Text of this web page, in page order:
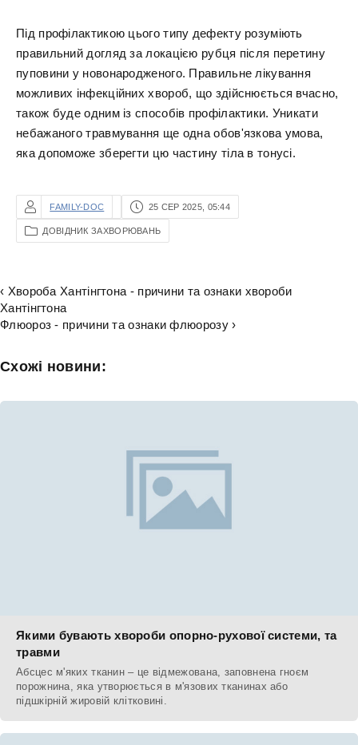
Під профілактикою цього типу дефекту розуміють
правильний догляд за локацією рубця після перетину
пуповини у новонародженого. Правильне лікування
можливих інфекційних хвороб, що здійснюється вчасно,
також буде одним із способів профілактики. Уникати
небажаного травмування ще одна обов'язкова умова,
яка допоможе зберегти цю частину тіла в тонусі.
FAMILY-DOC 25 СЕР 2025, 05:44
ДОВІДНИК ЗАХВОРЮВАНЬ
‹ Хвороба Хантінгтона - причини та ознаки хвороби
Хантінгтона
Флюороз - причини та ознаки флюорозу ›
Схожі новини:
Якими бувають хвороби опорно-рухової системи, та
травми
Абсцес м'яких тканин – це відмежована, заповнена гноєм
порожнина, яка утворюється в м'язових тканинах або
підшкірній жировій клітковині.